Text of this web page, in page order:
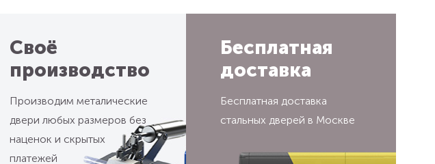
Своё
производство
Производим металические
двери любых размеров без
наценок и скрытых
платежей
Бесплатная
доставка
Бесплатная доставка
стальных дверей в Москве